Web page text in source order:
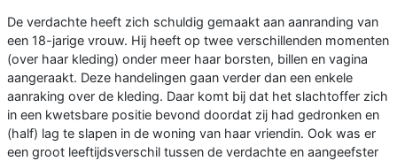
De verdachte heeft zich schuldig gemaakt aan aanranding van
een 18-jarige vrouw. Hij heeft op twee verschillenden momenten
(over haar kleding) onder meer haar borsten, billen en vagina
aangeraakt. Deze handelingen gaan verder dan een enkele
aanraking over de kleding. Daar komt bij dat het slachtoffer zich
in een kwetsbare positie bevond doordat zij had gedronken en
(half) lag te slapen in de woning van haar vriendin. Ook was er
een groot leeftijdsverschil tussen de verdachte en aangeefster